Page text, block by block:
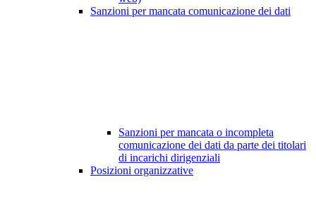
Sanzioni per mancata comunicazione dei dati
Sanzioni per mancata o incompleta
comunicazione dei dati da parte dei titolari
di incarichi dirigenziali
Posizioni organizzative